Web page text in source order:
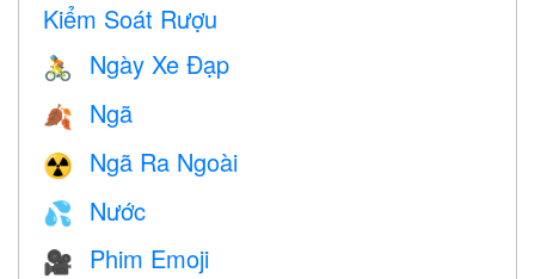
Kiểm Soát Rượu
🚴 Ngày Xe Đạp
🍂 Ngã
☢️ Ngã Ra Ngoài
💦 Nước
🎥 Phim Emoji